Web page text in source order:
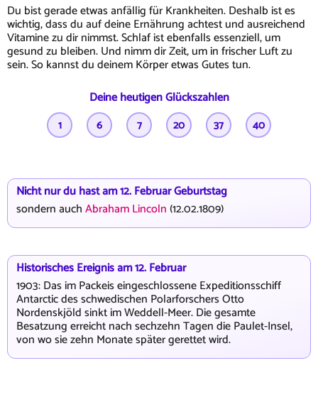
Du bist gerade etwas anfällig für Krankheiten. Deshalb ist es
wichtig, dass du auf deine Ernährung achtest und ausreichend
Vitamine zu dir nimmst. Schlaf ist ebenfalls essenziell, um
gesund zu bleiben. Und nimm dir Zeit, um in frischer Luft zu
sein. So kannst du deinem Körper etwas Gutes tun.
Deine heutigen Glückszahlen
1 6 7 20 37 40
Nicht nur du hast am 12. Februar Geburtstag
sondern auchAbraham Lincoln(12.02.1809)
Historisches Ereignis am 12. Februar
1903: Das im Packeis eingeschlossene Expeditionsschiff
Antarctic des schwedischen Polarforschers Otto
Nordenskjöld sinkt im Weddell-Meer. Die gesamte
Besatzung erreicht nach sechzehn Tagen die Paulet-Insel,
von wo sie zehn Monate später gerettet wird.